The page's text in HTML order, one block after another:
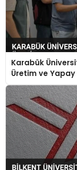
Karabük
Üretim ve